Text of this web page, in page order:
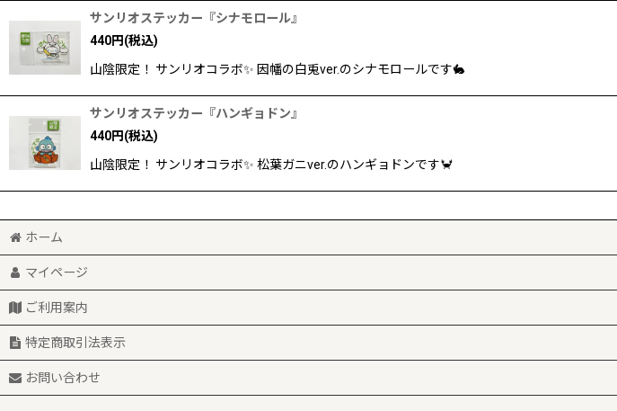
サンリオステッカー『シナモロール』
440円(税込)
山陰限定！ サンリオコラボ✨ 因幡の白兎ver.のシナモロールです🐇
サンリオステッカー『ハンギョドン』
440円(税込)
山陰限定！ サンリオコラボ✨ 松葉ガニver.のハンギョドンです🦀
ホーム
マイページ
ご利用案内
特定商取引法表示
お問い合わせ